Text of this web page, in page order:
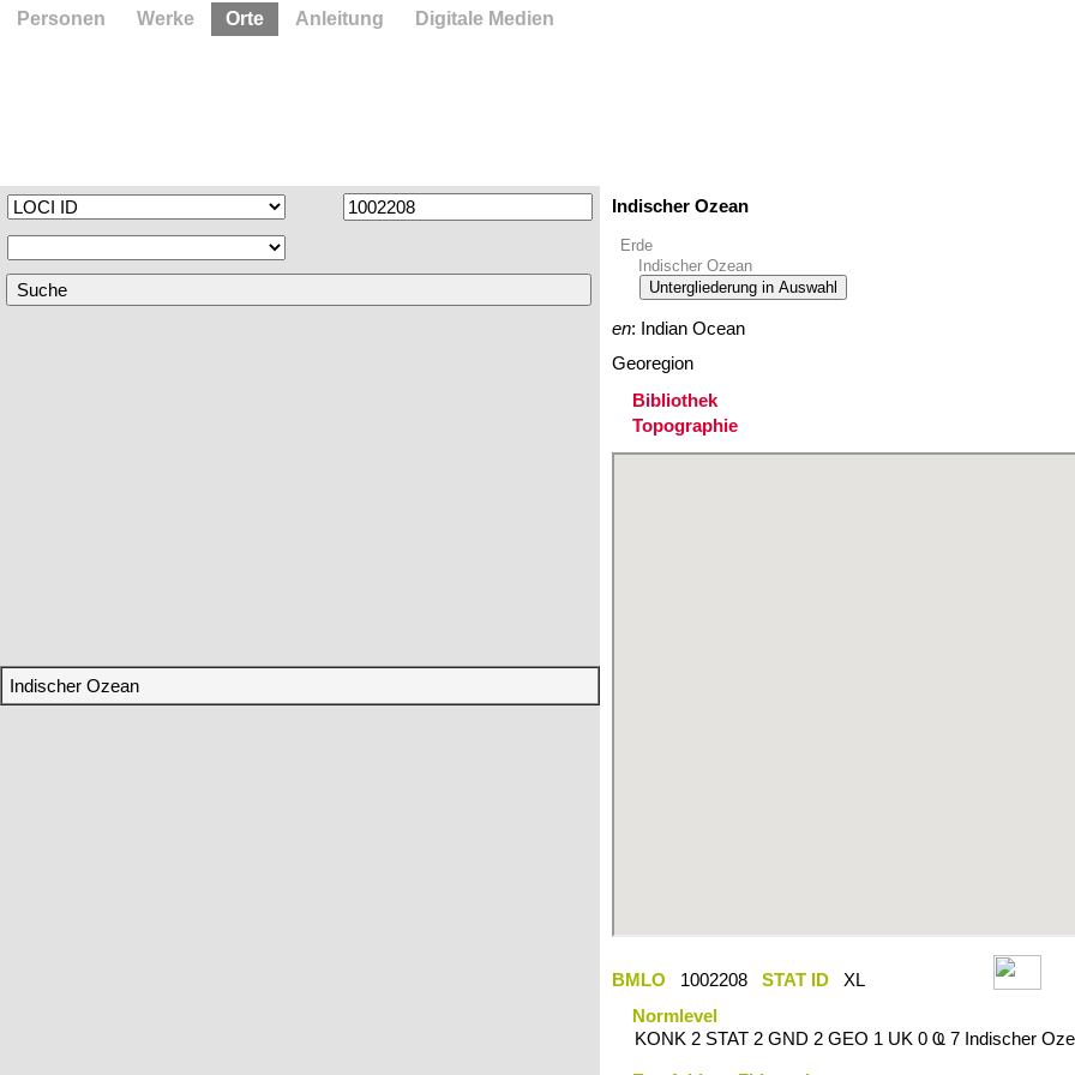
Indischer Ozean
Indischer Ozean
Erde
Indischer Ozean
Untergliederung in Auswahl
en: Indian Ocean
Georegion
Bibliothek
Topographie
BMLO 1002208 STAT ID
XL
Normlevel
KONK 2 STAT 2 GND 2 GEO 1 UK 0 Ҩ 7 Indischer
Personen Werke Orte Anleitung Digitale Medien